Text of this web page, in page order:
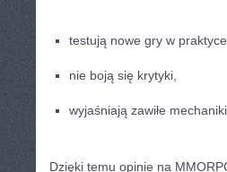
testują nowe gry w praktyce,
nie boją się krytyki,
wyjaśniają zawiłe mechaniki.
Dzięki temu opinie na